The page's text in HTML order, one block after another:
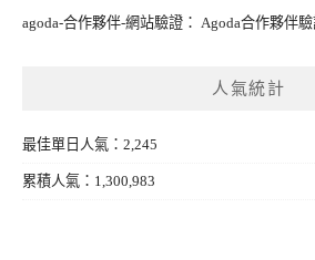
agoda-合作夥伴-網站驗證： Agoda合作夥伴
人氣統計
最佳單日人氣：2,245
累積人氣：1,300,983